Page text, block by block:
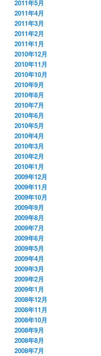
2011年5月
2011年4月
2011年3月
2011年2月
2011年1月
2010年12月
2010年11月
2010年10月
2010年9月
2010年8月
2010年7月
2010年6月
2010年5月
2010年4月
2010年3月
2010年2月
2010年1月
2009年12月
2009年11月
2009年10月
2009年9月
2009年8月
2009年7月
2009年6月
2009年5月
2009年4月
2009年3月
2009年2月
2009年1月
2008年12月
2008年11月
2008年10月
2008年9月
2008年8月
2008年7月